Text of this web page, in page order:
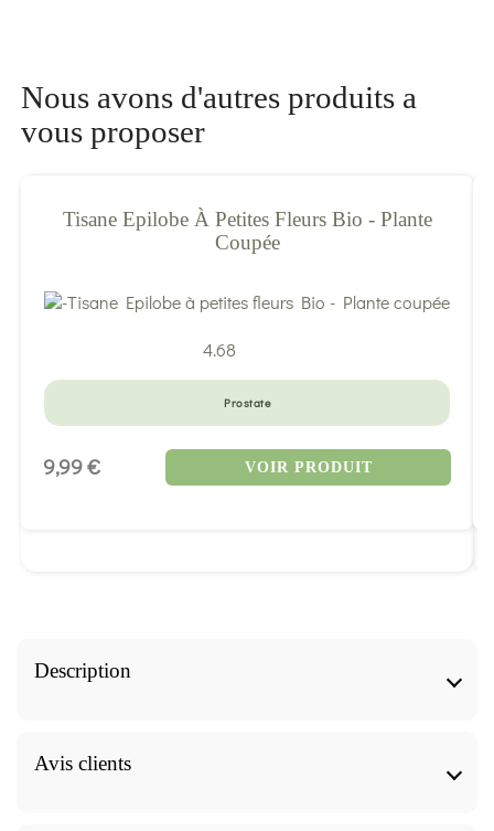
Description
naturelle pour le soutien de la prostate masculine.
Composé de jeunes pousses de séquoia et de teintures-
Avis clients
Nous avons d'autres produits a
vous proposer
Tisane Epilobe À Petites Fleurs Bio - Plante
Coupée
4.68
Prostate
9,99 € VOIR PRODUIT